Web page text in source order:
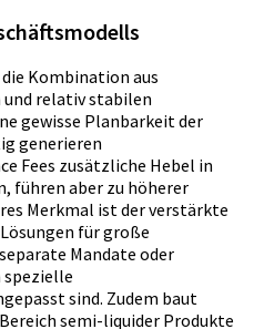
Kombination aus
relativ stabilen
gewisse Planbarkeit der
generieren
Fees zusätzliche Hebel in
führen aber zu höherer
Merkmal ist der verstärkte
für große
Mandate oder
spezielle
sind. Zudem baut
semi-liquider Produkte